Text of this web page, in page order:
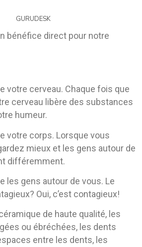
GURUDESK
bénéfice direct pour notre
votre cerveau. Chaque fois que
cerveau libère des substances
humeur.
votre corps. Lorsque vous
mieux et les gens autour de
différemment.
les gens autour de vous. Le
Oui, c’est contagieux!
de haute qualité, les
ou ébréchées, les dents
entre les dents, les